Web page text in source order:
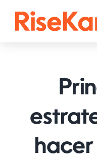
Facebook
Twitter (𝕏)
hacer